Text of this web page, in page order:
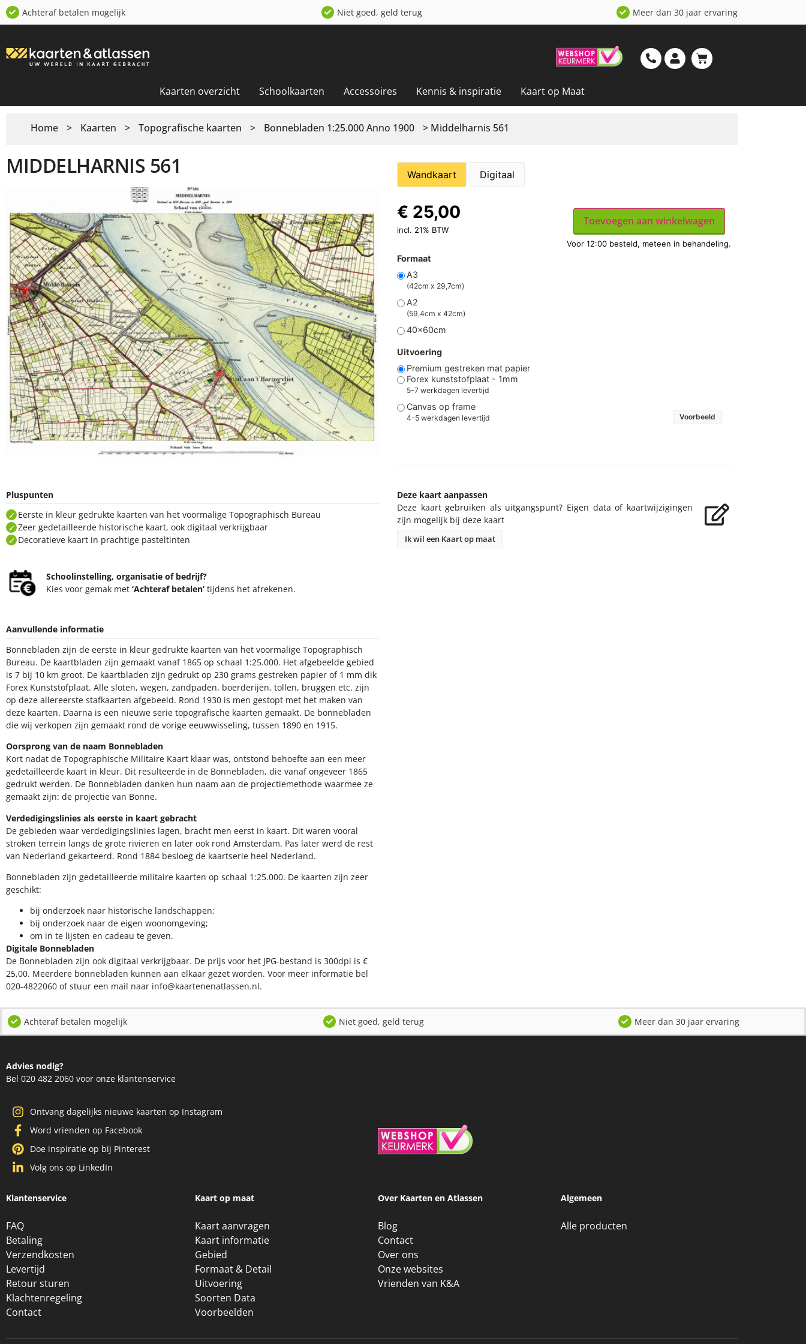
Achteraf betalen mogelijk Niet goed, geld terug Meer dan 30 jaar ervaring
Kaarten overzicht Schoolkaarten Accessoires Kennis & inspiratie Kaart op Maat
Home > Kaarten > Topografische kaarten > Bonnebladen 1:25.000 Anno 1900 > Middelharnis 561
MIDDELHARNIS 561
Pluspunten
Eerste in kleur gedrukte kaarten van het voormalige Topographisch Bureau
Zeer gedetailleerde historische kaart, ook digitaal verkrijgbaar
Decoratieve kaart in prachtige pasteltinten
Schoolinstelling, organisatie of bedrijf?
Kies voor gemak met‘Achteraf betalen’ tijdens het afrekenen.
Aanvullende informatie
Bonnebladen zijn de eerste in kleur gedrukte kaarten van het voormalige Topographisch
Bureau. De kaartbladen zijn gemaakt vanaf 1865 op schaal 1:25.000. Het afgebeelde gebied
is 7 bij 10 km groot. De kaartbladen zijn gedrukt op 230 grams gestreken papier of 1 mm dik
Forex Kunststofplaat. Alle sloten, wegen, zandpaden, boerderijen, tollen, bruggen etc. zijn
op deze allereerste stafkaarten afgebeeld. Rond 1930 is men gestopt met het maken van
deze kaarten. Daarna is een nieuwe serie topografische kaarten gemaakt. De bonnebladen
die wij verkopen zijn gemaakt rond de vorige eeuwwisseling, tussen 1890 en 1915.
Oorsprong van de naam Bonnebladen
Kort nadat de Topographische Militaire Kaart klaar was, ontstond behoefte aan een meer
gedetailleerde kaart in kleur. Dit resulteerde in de Bonnebladen, die vanaf ongeveer 1865
gedrukt werden. De Bonnebladen danken hun naam aan de projectiemethode waarmee ze
gemaakt zijn: de projectie van Bonne.
Verdedigingslinies als eerste in kaart gebracht
De gebieden waar verdedigingslinies lagen, bracht men eerst in kaart. Dit waren vooral
stroken terrein langs de grote rivieren en later ook rond Amsterdam. Pas later werd de rest
van Nederland gekarteerd. Rond 1884 besloeg de kaartserie heel Nederland.
Bonnebladen zijn gedetailleerde militaire kaarten op schaal 1:25.000. De kaarten zijn zeer
geschikt:​
​bij onderzoek naar historische landschappen;
bij onderzoek naar de eigen woonomgeving;
om in te lijsten en cadeau te geven.
Digitale Bonnebladen
De Bonnebladen zijn ook digitaal verkrijgbaar. De prijs voor het JPG-bestand is 300dpi is €
25,00. Meerdere bonnebladen kunnen aan elkaar gezet worden. Voor meer informatie bel
020-4822060 of stuur een mail naar info@kaartenenatlassen.nl.
Wandkaart Digitaal
Formaat
A3
(42cm x 29,7cm)
A2
(59,4cm x 42cm)
40x60cm
Uitvoering
Premium gestreken mat papier
Forex kunststofplaat - 1mm
5-7 werkdagen levertijd
Canvas op frame
4-5 werkdagen levertijd Voorbeeld
€ 25,00
incl. 21% BTW
Toevoegen aan winkelwagen
Deze kaart aanpassen
Deze kaart gebruiken als uitgangspunt? Eigen data of kaartwijzigingen
zijn mogelijk bij deze kaart
Ik wil een Kaart op maat
Achteraf betalen mogelijk Niet goed, geld terug Meer dan 30 jaar ervaring
Advies nodig?
Bel 020 482 2060 voor onze klantenservice
Ontvang dagelijks nieuwe kaarten op Instagram
Word vrienden op Facebook
Doe inspiratie op bij Pinterest
Volg ons op LinkedIn
Klantenservice
FAQ
Betaling
Verzendkosten
Levertijd
Retour sturen
Klachtenregeling
Contact
Kaart op maat
Kaart aanvragen
Kaart informatie
Gebied
Formaat & Detail
Uitvoering
Soorten Data
Voorbeelden
Over Kaarten en Atlassen
Blog
Contact
Over ons
Onze websites
Vrienden van K&A
Algemeen
Alle producten